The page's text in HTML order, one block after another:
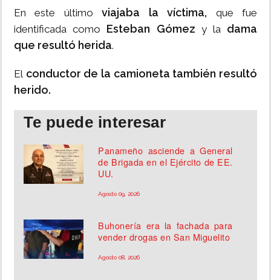
En este últimoviajaba la víctima, que fue
identificada como Esteban Gómez y la dama
que resultó herida.
El conductor de la camioneta también resultó
herido.
Te puede interesar
Panameño asciende a General
de Brigada en el Ejército de EE.
UU.
Agosto 09, 2026
Buhonería era la fachada para
vender drogas en San Miguelito
Agosto 08, 2026